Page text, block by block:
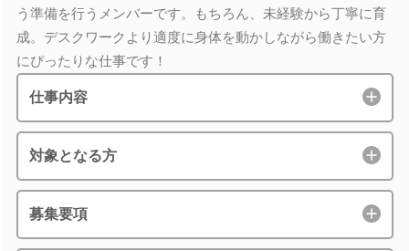
う準備を行うメンバーです。もちろん、未経験から丁寧に育
成。デスクワークより適度に身体を動かしながら働きたい方
にぴったりな仕事です！
仕事内容
対象となる方
募集要項